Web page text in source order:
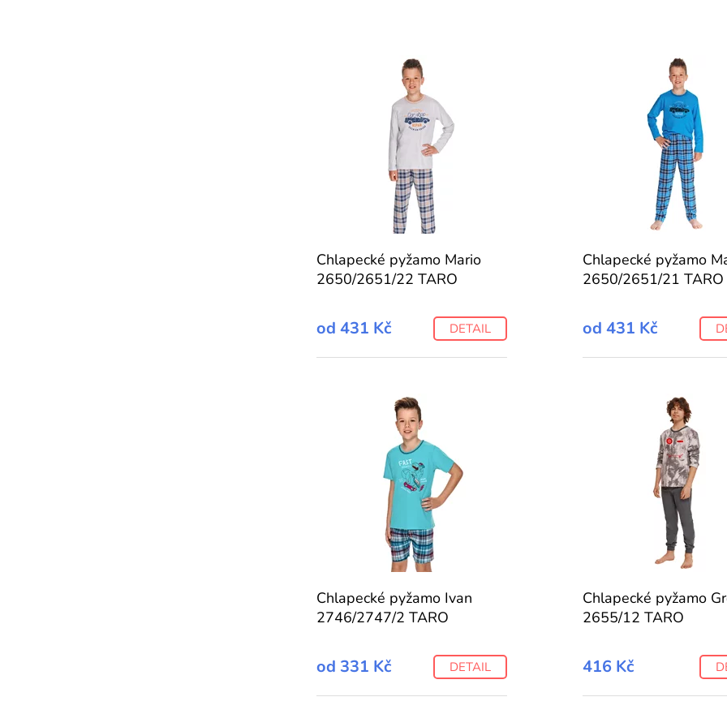
Chlapecké pyžamo Mario
2650/2651/22 TARO
od 431 Kč DETAIL
Chlapecké pyžamo
2650/2651/21 TARO
od 431 Kč
Chlapecké pyžamo Ivan
2746/2747/2 TARO
od 331 Kč DETAIL
Chlapecké pyžamo
2655/12 TARO
416 Kč